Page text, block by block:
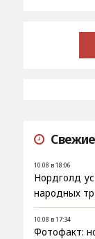
10.08 в 18:06
Нордголд
народных
10.08 в 17:34
Фотофакт: